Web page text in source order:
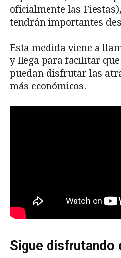
oficialmente las
tendrán importantes
Esta medida viene a
y llega para facilitar
puedan disfrutar las
más económicos.
Sigue disfrutando